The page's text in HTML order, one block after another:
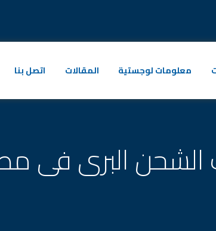
معلومات لوجستية المقالات اتصل بنا
البرى فى